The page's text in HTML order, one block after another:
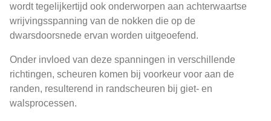
wordt tegelijkertijd ook onderworpen aan achterwaartse
wrijvingsspanning van de nokken die op de
dwarsdoorsnede ervan worden uitgeoefend.
Onder invloed van deze spanningen in verschillende
richtingen, scheuren komen bij voorkeur voor aan de
randen, resulterend in randscheuren bij giet- en
walsprocessen.